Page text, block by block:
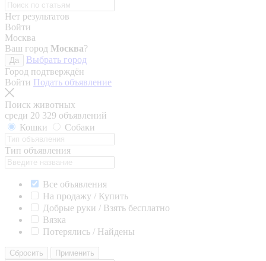
Нет результатов
Войти
Москва
Ваш город Москва?
Да
Выбрать город
Город подтверждён
Войти Подать объявление
Поиск животных
среди 20 329 объявлений
Кошки
Собаки
Тип объявления
Все объявления
На продажу / Купить
Добрые руки / Взять бесплатно
Вязка
Потерялись / Найдены
Сбросить Применить